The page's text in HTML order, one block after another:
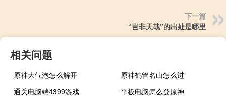
下一篇
“岂非天哉”的出处是哪里
相关问题
原神大气泡怎么解开
原神鹤管名山怎么进
通关电脑端4399游戏
平板电脑怎么登原神